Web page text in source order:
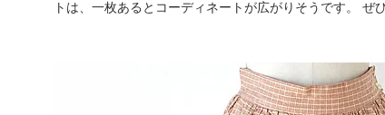
トは、一枚あるとコーディネートが広がりそうです。 ぜ